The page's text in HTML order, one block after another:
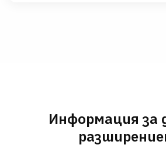
Информация за